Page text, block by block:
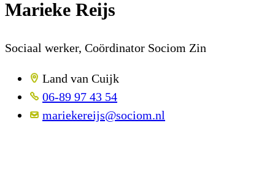
Marieke Reijs
Sociaal werker, Coördinator Sociom Zin
Land van Cuijk
06-89 97 43 54
mariekereijs@sociom.nl